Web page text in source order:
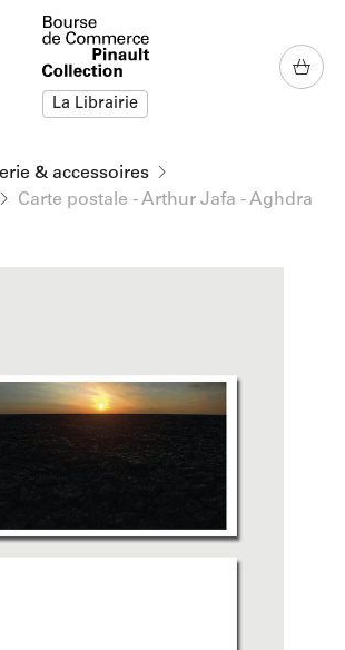
La Librairie
& accessoires
Carte postale - Arthur Jafa - Aghdra